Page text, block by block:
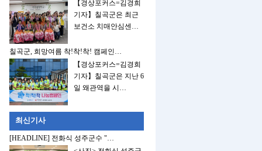
【경상포커스=김경희
기자】칠곡군은 최근
보건소 치매안심센…
칠곡군, 희망여름 착!착!착! 캠페인…
【경상포커스=김경희
기자】칠곡군은 지난 6
일 왜관역을 시…
최신기사
[HEADLINE] 전화식 성주군수 "…